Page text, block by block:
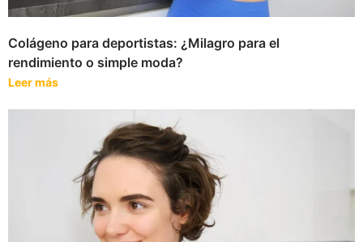
Colágeno para deportistas: ¿Milagro para el
rendimiento o simple moda?
Leer más